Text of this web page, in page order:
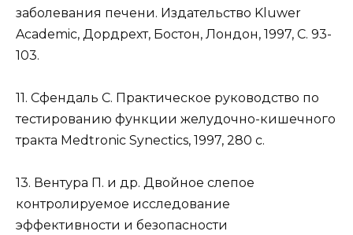
заболевания печени. Издательство Kluwer
Academic, Дордрехт, Бостон, Лондон, 1997, С. 93-
103.
11. Сфендаль С. Практическое руководство по
тестированию функции желудочно-кишечного
тракта Medtronic Synectics, 1997, 280 с.
13. Вентура П. и др. Двойное слепое
контролируемое исследование
эффективности и безопасности